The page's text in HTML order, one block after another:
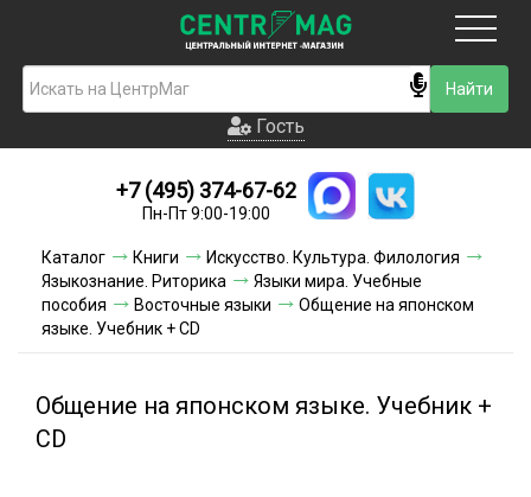
Гость
Новинки
Условия доставки
Условия оплаты
Акции и скидки
Гость
+7 (495) 374-67-62
Пн-Пт 9:00-19:00
Каталог Книги
Искусство. Культура. Филология
Языкознание. Риторика
Языки мира. Учебные
пособия
Восточные языки
Общение на японском
языке. Учебник + CD
Общение на японском языке. Учебник +
CD